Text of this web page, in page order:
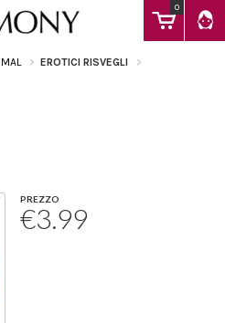
0
EROTICI RISVEGLI
PREZZO
€3.99